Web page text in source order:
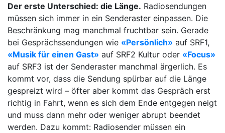
Der erste Unterschied: die Länge. Radiosendungen
müssen sich immer in ein Senderaster einpassen. Die
Beschränkung mag manchmal fruchtbar sein. Gerade
bei Gesprächssendungen wie «Persönlich» auf SRF1,
«Musik für einen Gast» auf SRF2 Kultur oder «Focus»
auf SRF3 ist der Senderaster manchmal ärgerlich. Es
kommt vor, dass die Sendung spürbar auf die Länge
gespreizt wird – öfter aber kommt das Gespräch erst
richtig in Fahrt, wenn es sich dem Ende entgegen neigt
und muss dann mehr oder weniger abrupt beendet
werden. Dazu kommt: Radiosender müssen ein